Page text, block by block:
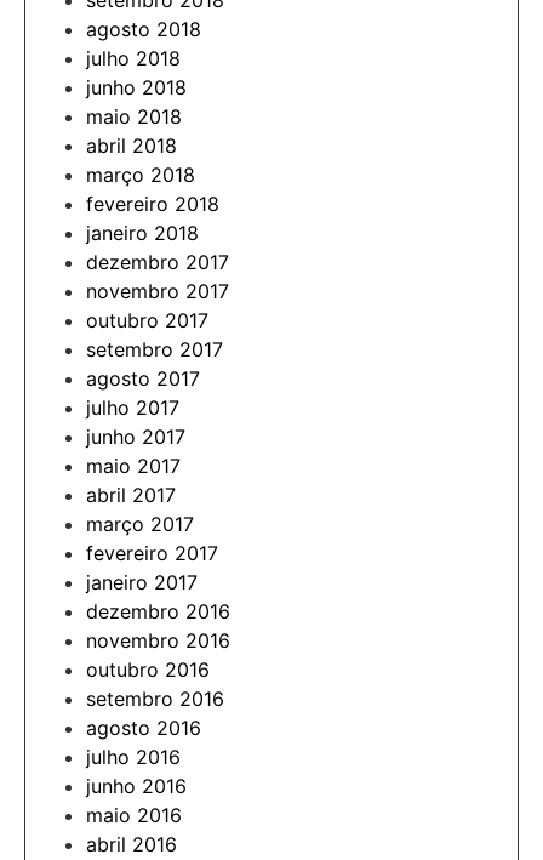
agosto 2018
julho 2018
junho 2018
maio 2018
abril 2018
março 2018
fevereiro 2018
janeiro 2018
dezembro 2017
novembro 2017
outubro 2017
setembro 2017
agosto 2017
julho 2017
junho 2017
maio 2017
abril 2017
março 2017
fevereiro 2017
janeiro 2017
dezembro 2016
novembro 2016
outubro 2016
setembro 2016
agosto 2016
julho 2016
junho 2016
maio 2016
abril 2016